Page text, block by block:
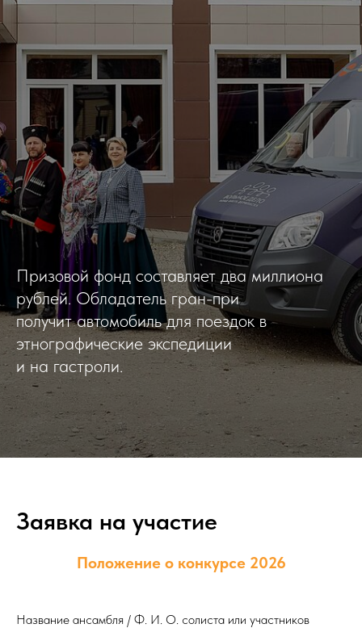
Призовой фонд составляет два миллиона
рублей. Обладатель гран-при
получит автомобиль для поездок в
этнографические экспедиции
и на гастроли.
Заявка на участие
Положение о конкурсе 2026
Название ансамбля / Ф. И. О. солиста или участников